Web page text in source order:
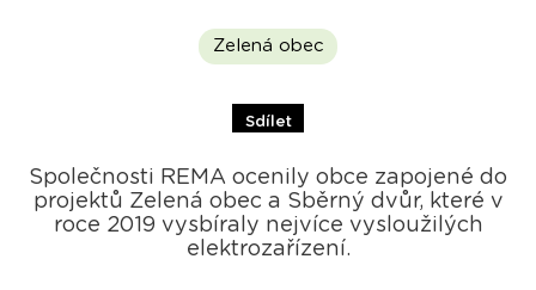
Zelená obec
Sdílet
Společnosti REMA ocenily obce zapojené do
projektů Zelená obec a Sběrný dvůr, které v
roce 2019 vysbíraly nejvíce vysloužilých
elektrozařízení.